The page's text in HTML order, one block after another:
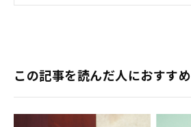
この記事を読んだ人におすすめ